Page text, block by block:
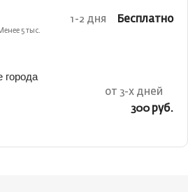
5 тыс.
1-2 дня Бесплатно
города
от 3-х дней
300 руб.